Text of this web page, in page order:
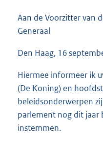
Aan de Voorzitter van
Generaal
Den Haag, 16
Hiermee informeer ik
(De Koning) en
beleidsonderwerpen
parlement nog dit jaar
instemmen.